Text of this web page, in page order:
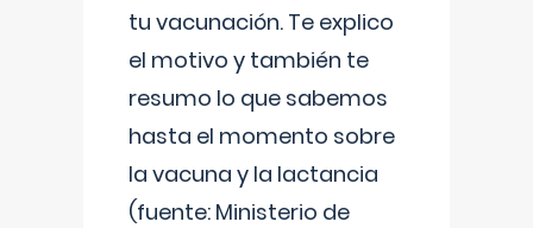
tu vacunación. Te explico
el motivo y también te
resumo lo que sabemos
hasta el momento sobre
la vacuna y la lactancia
(fuente: Ministerio de